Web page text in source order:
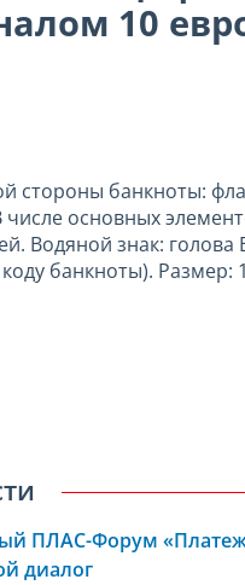
10
стороны банкноты:
основных
Водяной знак: голова
банкноты).
ПЛАС-Форум
диалог